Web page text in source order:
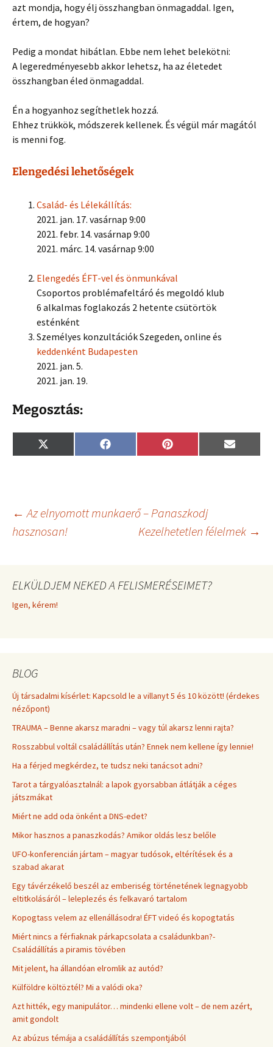
azt mondja, hogy élj összhangban önmagaddal. Igen,
értem, de hogyan?
Pedig a mondat hibátlan. Ebbe nem lehet belekötni:
A legeredményesebb akkor lehetsz, ha az életedet
összhangban éled önmagaddal.
Én a hogyanhoz segíthetlek hozzá.
Ehhez trükkök, módszerek kellenek. És végül már magától
is menni fog.
Elengedési lehetőségek
Család- és Lélekállítás:
2021. jan. 17. vasárnap 9:00
2021. febr. 14. vasárnap 9:00
2021. márc. 14. vasárnap 9:00
Elengedés ÉFT-vel és önmunkával
Csoportos problémafeltáró és megoldó klub
6 alkalmas foglakozás 2 hetente csütörtök
esténként
Személyes konzultációk Szegeden, online és
keddenként Budapesten
2021. jan. 5.
2021. jan. 19.
Megosztás:
Share
on
X
(
t
e
r
)
Share
on
F
a
o
k
Share
on
P
i
s
t
Share
on
E
m
Bejegyzés
← Az elnyomott munkaerő – Panaszkodj
hasznosan!
Kezelhetetlen félelmek →
ELKÜLDJEM NEKED A FELISMERÉSEIMET?
Igen, kérem!
BLOG
Új társadalmi kísérlet: Kapcsold le a villanyt 5 és 10 között! (érdekes
nézőpont)
TRAUMA – Benne akarsz maradni – vagy túl akarsz lenni rajta?
Rosszabbul voltál családállítás után? Ennek nem kellene így lennie!
Ha a férjed megkérdez, te tudsz neki tanácsot adni?
Tarot a tárgyalóasztalnál: a lapok gyorsabban átlátják a céges
játszmákat
Miért ne add oda önként a DNS-edet?
Mikor hasznos a panaszkodás? Amikor oldás lesz belőle
UFO-konferencián jártam – magyar tudósok, eltérítések és a
szabad akarat
Egy távérzékelő beszél az emberiség történetének legnagyobb
eltitkolásáról – leleplezés és felkavaró tartalom
Kopogtass velem az ellenállásodra! ÉFT videó és kopogtatás
Miért nincs a férfiaknak párkapcsolata a családunkban?-
Családállítás a piramis tövében
Mit jelent, ha állandóan elromlik az autód?
Külföldre költöztél? Mi a valódi oka?
Azt hitték, egy manipulátor… mindenki ellene volt – de nem azért,
amit gondolt
Az abúzus témája a családállítás szempontjából